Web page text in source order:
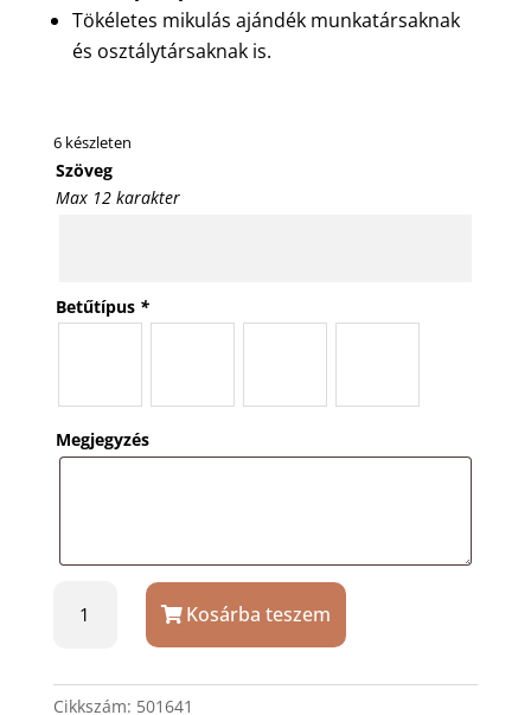
Tökéletes mikulás ajándék munkatársaknak
és osztálytársaknak is.
6 készleten
Szöveg
Max 12 karakter
Betűtípus *
Megjegyzés
Coca
ajándék
Kosárba teszem
Cikkszám: 501641